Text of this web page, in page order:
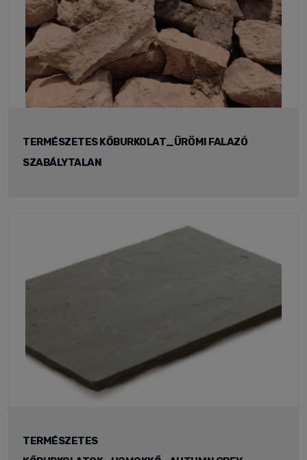
TERMÉSZETES KŐBURKOLAT_ÜRÖMI FALAZÓ
SZABÁLYTALAN
TERMÉSZETES